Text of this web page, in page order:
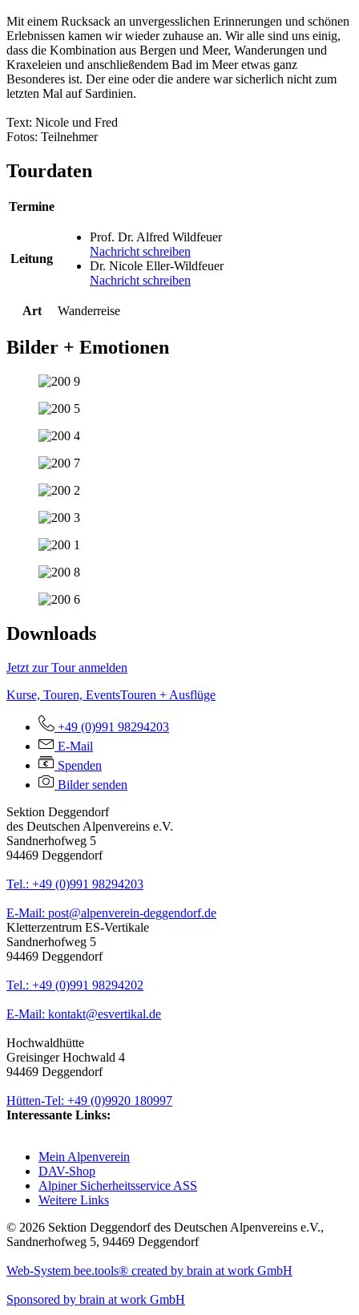
Mit einem Rucksack an unvergesslichen Erinnerungen und schönen
Erlebnissen kamen wir wieder zuhause an. Wir alle sind uns einig,
dass die Kombination aus Bergen und Meer, Wanderungen und
Kraxeleien und anschließendem Bad im Meer etwas ganz
Besonderes ist. Der eine oder die andere war sicherlich nicht zum
letzten Mal auf Sardinien.
Text: Nicole und Fred
Fotos: Teilnehmer
Tourdaten
Termine
Leitung
Prof. Dr. Alfred Wildfeuer
Nachricht schreiben
Dr. Nicole Eller-Wildfeuer
Nachricht schreiben
Art Wanderreise
Bilder + Emotionen
Downloads
Jetzt zur Tour anmelden
Kurse, Touren, EventsTouren + Ausflüge
+49 (0)991 98294203
E-Mail
Spenden
Bilder senden
Sektion Deggendorf
des Deutschen Alpenvereins e.V.
Sandnerhofweg 5
94469 Deggendorf
Tel.: +49 (0)991 98294203
E-Mail: post@alpenverein-deggendorf.de
Kletterzentrum ES-Vertikale
Sandnerhofweg 5
94469 Deggendorf
Tel.: +49 (0)991 98294202
E-Mail: kontakt@esvertikal.de
Hochwaldhütte
Greisinger Hochwald 4
94469 Deggendorf
Hütten-Tel: +49 (0)9920 180997
Interessante Links:
Mein Alpenverein
DAV-Shop
Alpiner Sicherheitsservice ASS
Weitere Links
© 2026 Sektion Deggendorf des Deutschen Alpenvereins e.V.,
Sandnerhofweg 5, 94469 Deggendorf
Web-System bee.tools® created by brain at work GmbH
Sponsored by brain at work GmbH